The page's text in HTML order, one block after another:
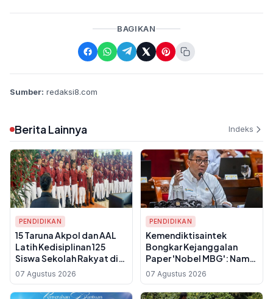
BAGIKAN
Sumber: redaksi8.com
Berita Lainnya Indeks
PENDIDIKAN
15 Taruna Akpol dan AAL
Latih Kedisiplinan 125
Siswa Sekolah Rakyat di
Banjarbaru Selama Lima
Hari
07 Agustus 2026
PENDIDIKAN
Kemendiktisaintek
Bongkar Kejanggalan
Paper 'Nobel MBG': Nama
Prabowo Dicatut Tanpa
Izin, Penulis Utama Belum
Bergelar Guru Besar
07 Agustus 2026